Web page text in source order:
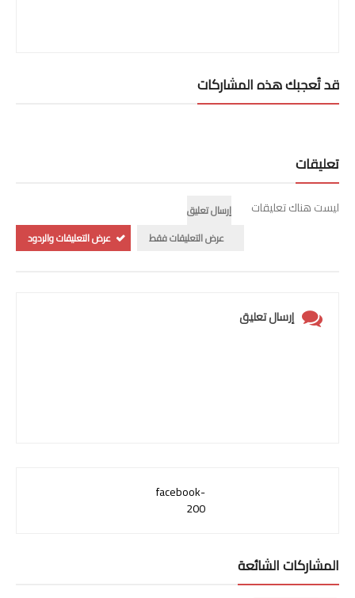
قد تُعجبك هذه المشاركات
تعليقات
ليست هناك تعليقات
إرسال تعليق
عرض التعليقات فقط
عرض التعليقات والردود
إرسال تعليق
facebook-
200
المشاركات الشائعة